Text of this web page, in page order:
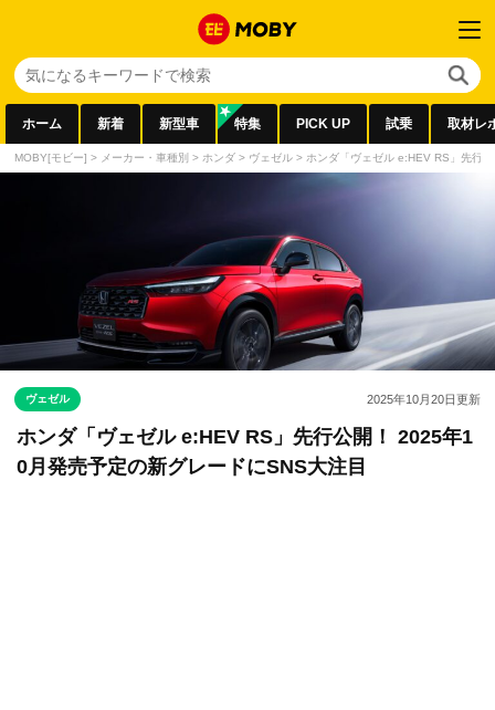
ホーム 新着 新型車 特集 PICK UP 試乗 取材レ
MOBY[モビー] > メーカー・車種別 > ホンダ > ヴェゼル > ホンダ「ヴェゼル e:HEV RS」先行
ヴェゼル 2025年10月20日更新
ホンダ「ヴェゼル e:HEV RS」先行公開！ 2025年1
0月発売予定の新グレードにSNS大注目